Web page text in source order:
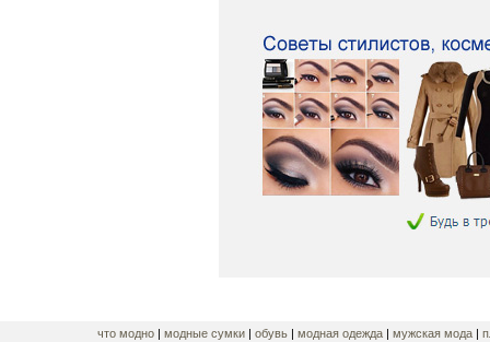
что модно| модные сумки | обувь| модная одежда | мужская мода |